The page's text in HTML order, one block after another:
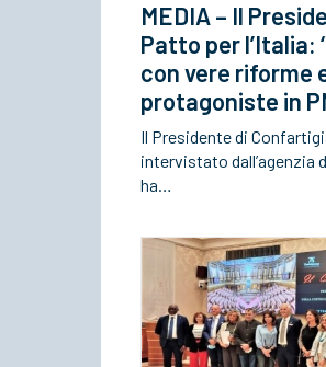
MEDIA – Il
Patto per l’Italia:
con vere riforme
protagoniste in
Il Presidente di
intervistato dall’agenzia
ha…